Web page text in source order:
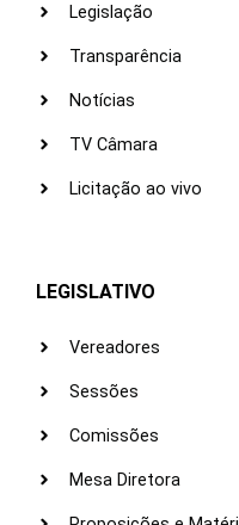
Legislação
Transparência
Notícias
TV Câmara
Licitação ao vivo
LEGISLATIVO
Vereadores
Sessões
Comissões
Mesa Diretora